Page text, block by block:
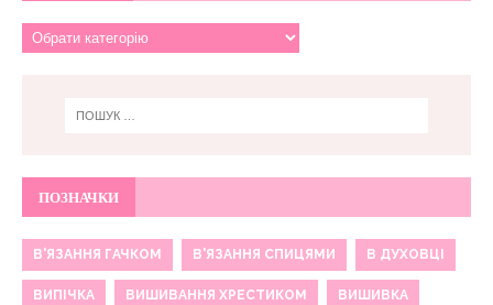
ПОЗНАЧКИ
В'ЯЗАННЯ ГАЧКОМ В'ЯЗАННЯ СПИЦЯМИ В ДУХОВЦІ
ВИПІЧКА ВИШИВАННЯ ХРЕСТИКОМ ВИШИВКА